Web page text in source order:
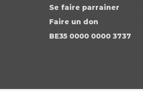
Se faire parrainer
Faire un don
BE35 0000 0000 3737